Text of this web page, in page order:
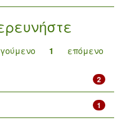
1 επόμενο
2
1